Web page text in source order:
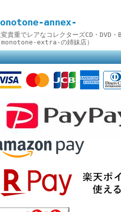
annex-
変貴重でレアなコレクターズCD・DVD
monotone-extra-の姉妹店）